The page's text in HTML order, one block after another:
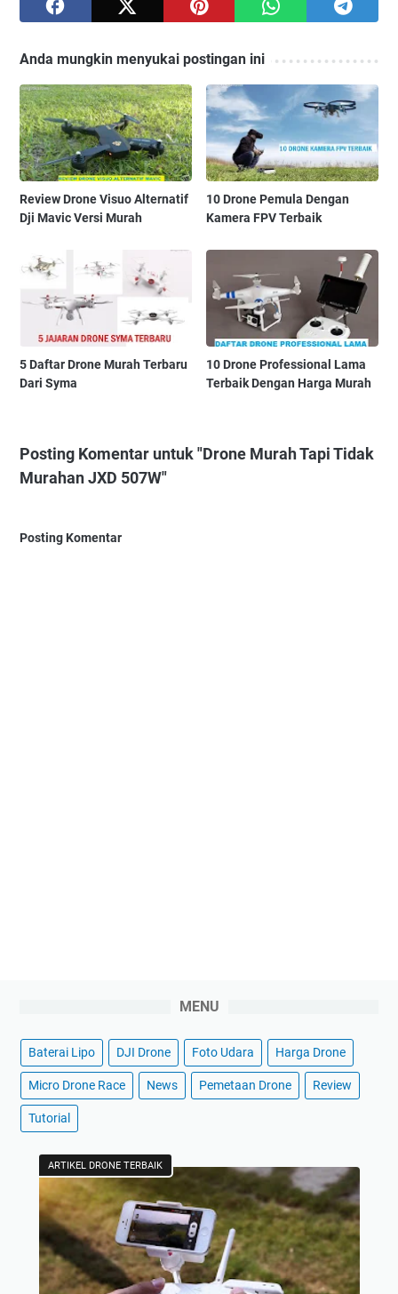
Anda mungkin menyukai postingan ini
Review Drone Visuo Alternatif
Dji Mavic Versi Murah
10 Drone Pemula Dengan
Kamera FPV Terbaik
5 Daftar Drone Murah Terbaru
Dari Syma
10 Drone Professional Lama
Terbaik Dengan Harga Murah
Posting Komentar untuk "Drone Murah Tapi Tidak
Murahan JXD 507W"
Posting Komentar
MENU
Baterai Lipo DJI Drone Foto Udara Harga Drone
Micro Drone Race News Pemetaan Drone Review
Tutorial
ARTIKEL DRONE TERBAIK